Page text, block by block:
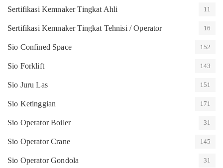
Sertifikasi Kemnaker Tingkat Ahli 11
Sertifikasi Kemnaker Tingkat Tehnisi / Operator 16
Sio Confined Space 152
Sio Forklift 143
Sio Juru Las 151
Sio Ketinggian 171
Sio Operator Boiler 31
Sio Operator Crane 145
Sio Operator Gondola 31